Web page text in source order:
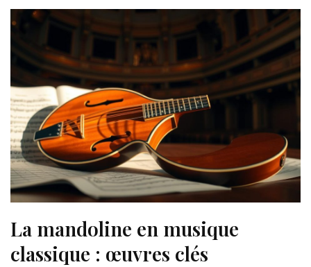
La mandoline en musique
classique : œuvres clés